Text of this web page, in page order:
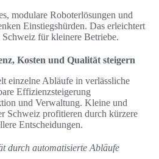
modulare Roboterlösungen und
Einstiegshürden. Das erleichtert
für kleinere Betriebe.
Kosten und Qualität steigern
einzelne Abläufe in verlässliche
Effizienzsteigerung
und Verwaltung. Kleine und
Schweiz profitieren durch kürzere
Entscheidungen.
durch automatisierte Abläufe